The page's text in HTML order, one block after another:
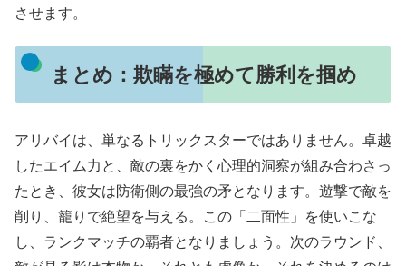
させます。
まとめ：欺瞞を極めて勝利を掴め
アリバイは、単なるトリックスターではありません。卓越
したエイム力と、敵の裏をかく心理的洞察が組み合わさっ
たとき、彼女は防衛側の最強の矛となります。遊撃で敵を
削り、籠りで絶望を与える。この「二面性」を使いこな
し、ランクマッチの覇者となりましょう。次のラウンド、